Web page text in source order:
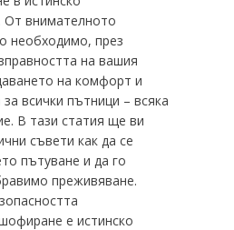
От внимателното
необходимо, през
на вашия
на комфорт и
всички пътници – всяка
В тази статия ще ви
съвети как да се
пътуване и да го
преживяване.
е истинско